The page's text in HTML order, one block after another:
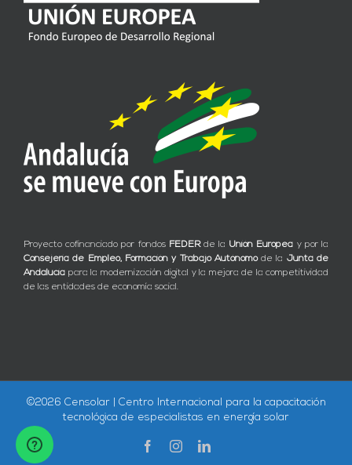
Proyecto cofinanciado por fondos FEDERde la Unión Europea y por la
Consejería de Empleo, Formación y Trabajo Autónomode la Junta de
Andalucía para la modernización digital y la mejora de la competitividad
de las entidades de economía social.
©2026 Censolar | Centro Internacional para la capacitación
tecnológica de especialistas en energía solar
FacebookInstagramLinkedIn